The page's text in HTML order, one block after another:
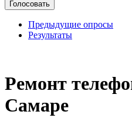
Предыдущие опросы
Результаты
Ремонт
Самаре